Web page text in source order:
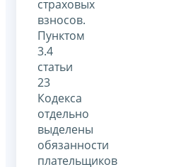
страховых
взносов.
Пунктом
3.4
статьи
23
Кодекса
отдельно
выделены
обязанности
плательщиков